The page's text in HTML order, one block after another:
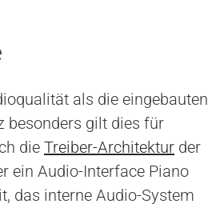
als die eingebauten
besonders gilt dies für
die Treiber-Architektur der
ein Audio-Interface Piano
das interne Audio-System